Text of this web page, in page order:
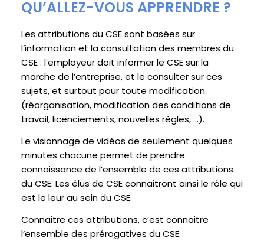
QU’ALLEZ-VOUS APPRENDRE ?
Les attributions du CSE sont basées sur
l’information et la consultation des membres du
CSE : l’employeur doit informer le CSE sur la
marche de l’entreprise, et le consulter sur ces
sujets, et surtout pour toute modification
(réorganisation, modification des conditions de
travail, licenciements, nouvelles règles, …).
Le visionnage de vidéos de seulement quelques
minutes chacune permet de prendre
connaissance de l’ensemble de ces attributions
du CSE. Les élus de CSE connaitront ainsi le rôle qui
est le leur au sein du CSE.
Connaitre ces attributions, c’est connaitre
l’ensemble des prérogatives du CSE.